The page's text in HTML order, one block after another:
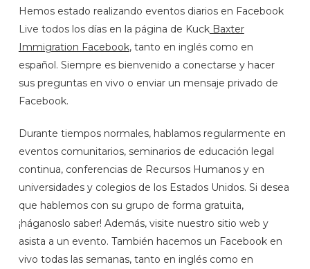
Hemos estado realizando eventos diarios en Facebook
Live todos los días en la página de KuckBaxter
Immigration Facebook, tanto en inglés como en
español. Siempre es bienvenido a conectarse y hacer
sus preguntas en vivo o enviar un mensaje privado de
Facebook.
Durante tiempos normales, hablamos regularmente en
eventos comunitarios, seminarios de educación legal
continua, conferencias de Recursos Humanos y en
universidades y colegios de los Estados Unidos. Si desea
que hablemos con su grupo de forma gratuita,
¡háganoslo saber! Además, visite nuestro sitio web y
asista a un evento. También hacemos un Facebook en
vivo todas las semanas, tanto en inglés como en